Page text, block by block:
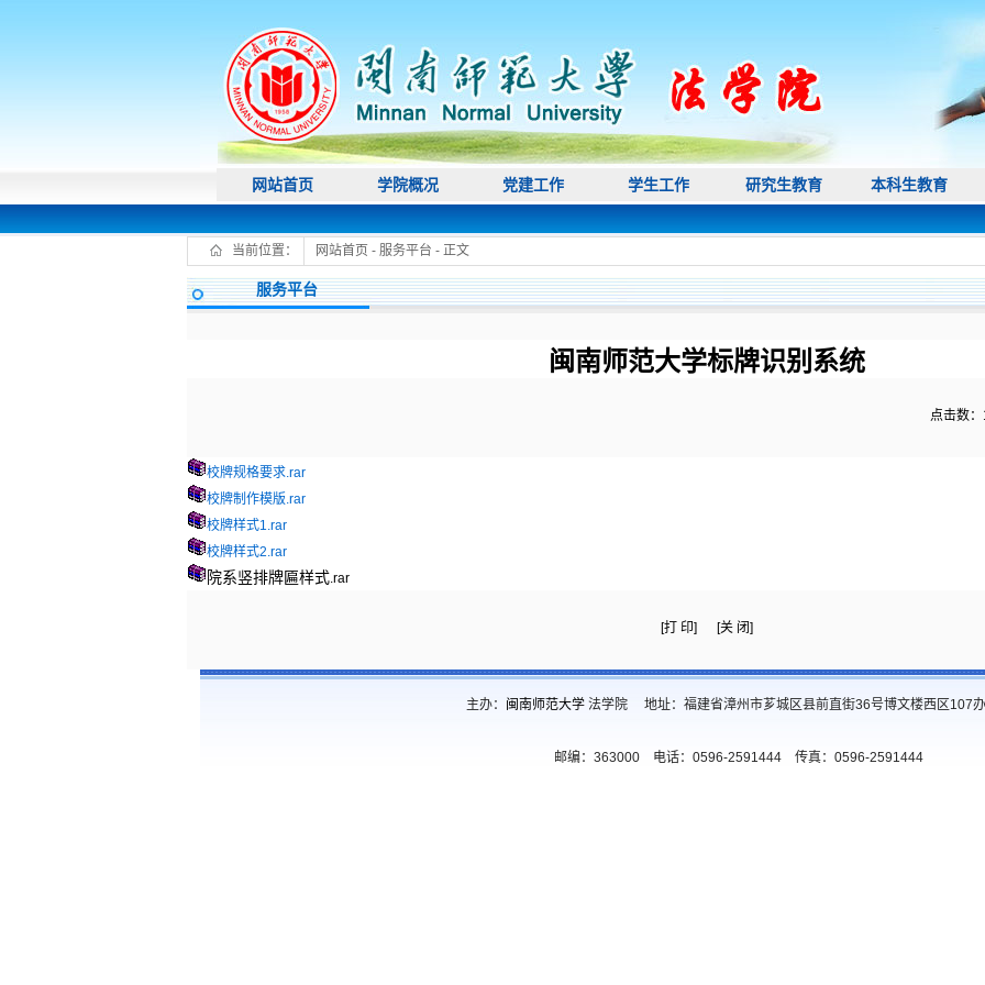
网站首页 学院概况 党建工作 学生工作 研究生教育 本科生教育
当前位置：
网站首页 - 服务平台 - 正文
服务平台
闽南师范大学标牌识别系统
点击数：
校牌规格要求.rar
校牌制作模版.rar
校牌样式1.rar
校牌样式2.rar
院系竖排牌匾样式.rar
[打 印] [关 闭]
主办： 闽南师范大学法学院 地址：福建省漳州市芗城区县前直街36号博文楼西区107
邮编：363000 电话：0596-2591444 传真：0596-2591444